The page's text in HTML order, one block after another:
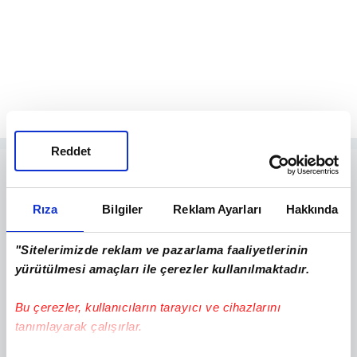
Rıza Bilgiler Reklam Ayarları Hakkında
"Sitelerimizde reklam ve pazarlama faaliyetlerinin
yürütülmesi amaçları ile çerezler kullanılmaktadır.
Bu çerezler, kullanıcıların tarayıcı ve cihazlarını
tanımlayarak çalışırlar.
Reddet